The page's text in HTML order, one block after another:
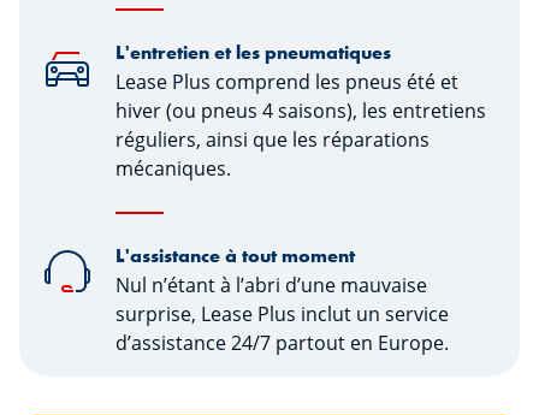
L'entretien et les pneumatiques
Lease Plus comprend les pneus été et
hiver (ou pneus 4 saisons), les entretiens
réguliers, ainsi que les réparations
mécaniques.
L'assistance à tout moment
Nul n’étant à l’abri d’une mauvaise
surprise, Lease Plus inclut un service
d’assistance 24/7 partout en Europe.